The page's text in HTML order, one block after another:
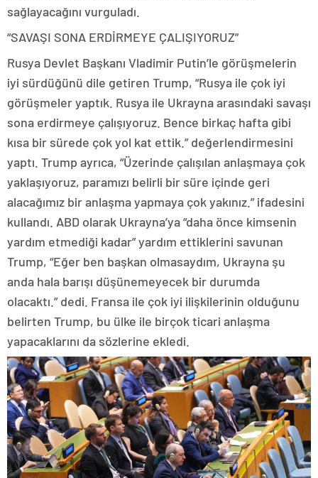
sağlayacağını vurguladı.
“SAVAŞI SONA ERDİRMEYE ÇALIŞIYORUZ”
Rusya Devlet Başkanı Vladimir Putin’le görüşmelerin
iyi sürdüğünü dile getiren Trump, “Rusya ile çok iyi
görüşmeler yaptık. Rusya ile Ukrayna arasındaki savaşı
sona erdirmeye çalışıyoruz. Bence birkaç hafta gibi
kısa bir sürede çok yol kat ettik.” değerlendirmesini
yaptı. Trump ayrıca, “Üzerinde çalışılan anlaşmaya çok
yaklaşıyoruz, paramızı belirli bir süre içinde geri
alacağımız bir anlaşma yapmaya çok yakınız.” ifadesini
kullandı. ABD olarak Ukrayna’ya “daha önce kimsenin
yardım etmediği kadar” yardım ettiklerini savunan
Trump, “Eğer ben başkan olmasaydım, Ukrayna şu
anda hala barışı düşünemeyecek bir durumda
olacaktı.” dedi. Fransa ile çok iyi ilişkilerinin olduğunu
belirten Trump, bu ülke ile birçok ticari anlaşma
yapacaklarını da sözlerine ekledi.